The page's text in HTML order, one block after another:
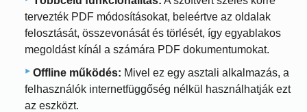
tervezték PDF módosításokat, beleértve az oldalak
felosztását, összevonását és törlését, így egyablakos
megoldást kínál a számára PDF dokumentumokat.
Offline működés: Mivel ez egy asztali alkalmazás, a
felhasználók internetfüggőség nélkül használhatják ezt
az eszközt.